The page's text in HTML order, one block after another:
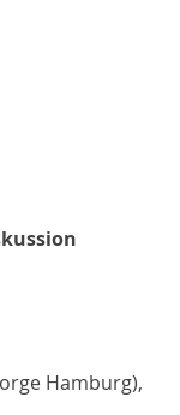
Hamburg),